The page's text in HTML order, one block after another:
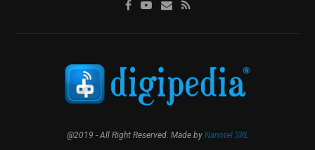
@2019 - All Right Reserved. Made by Nanotel SRL